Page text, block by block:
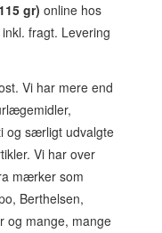
gr) online hos
inkl. fragt. Levering
Vi har mere end
og særligt udvalgte
Vi har over
mærker som
Berthelsen,
og mange, mange